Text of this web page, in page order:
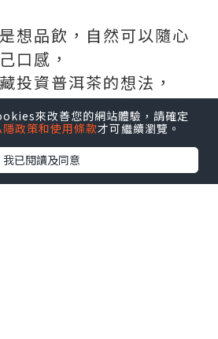
想品飲，自然可以隨心
口感，
投資普洱茶的想法，
其中普洱茶的增值潛力
最為重要。
來改善您的網站體驗，請確定
隱政策和使用條款才可繼續瀏覽。
我已閱讀及同意